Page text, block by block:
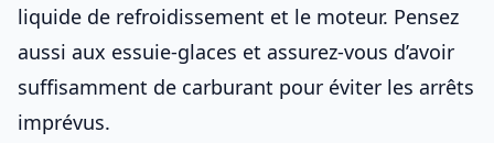
liquide de refroidissement et le moteur. Pensez
aussi aux essuie-glaces et assurez-vous d’avoir
suffisamment de carburant pour éviter les arrêts
imprévus.